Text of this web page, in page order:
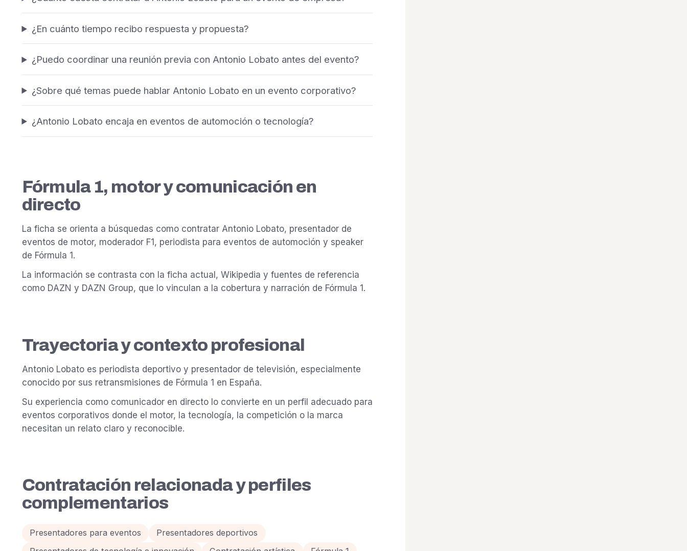
¿En cuánto tiempo recibo respuesta y propuesta?
¿Puedo coordinar una reunión previa con Antonio Lobato antes del evento?
¿Sobre qué temas puede hablar Antonio Lobato en un evento corporativo?
¿Antonio Lobato encaja en eventos de automoción o tecnología?
Fórmula 1, motor y comunicación en
directo
La ficha se orienta a búsquedas como contratar Antonio Lobato, presentador de
eventos de motor, moderador F1, periodista para eventos de automoción y speaker
de Fórmula 1.
La información se contrasta con la ficha actual, Wikipedia y fuentes de referencia
como DAZN y DAZN Group, que lo vinculan a la cobertura y narración de Fórmula 1.
Trayectoria y contexto profesional
Antonio Lobato es periodista deportivo y presentador de televisión, especialmente
conocido por sus retransmisiones de Fórmula 1 en España.
Su experiencia como comunicador en directo lo convierte en un perfil adecuado para
eventos corporativos donde el motor, la tecnología, la competición o la marca
necesitan un relato claro y reconocible.
Contratación relacionada y perfiles
complementarios
Presentadores para eventos
Presentadores deportivos